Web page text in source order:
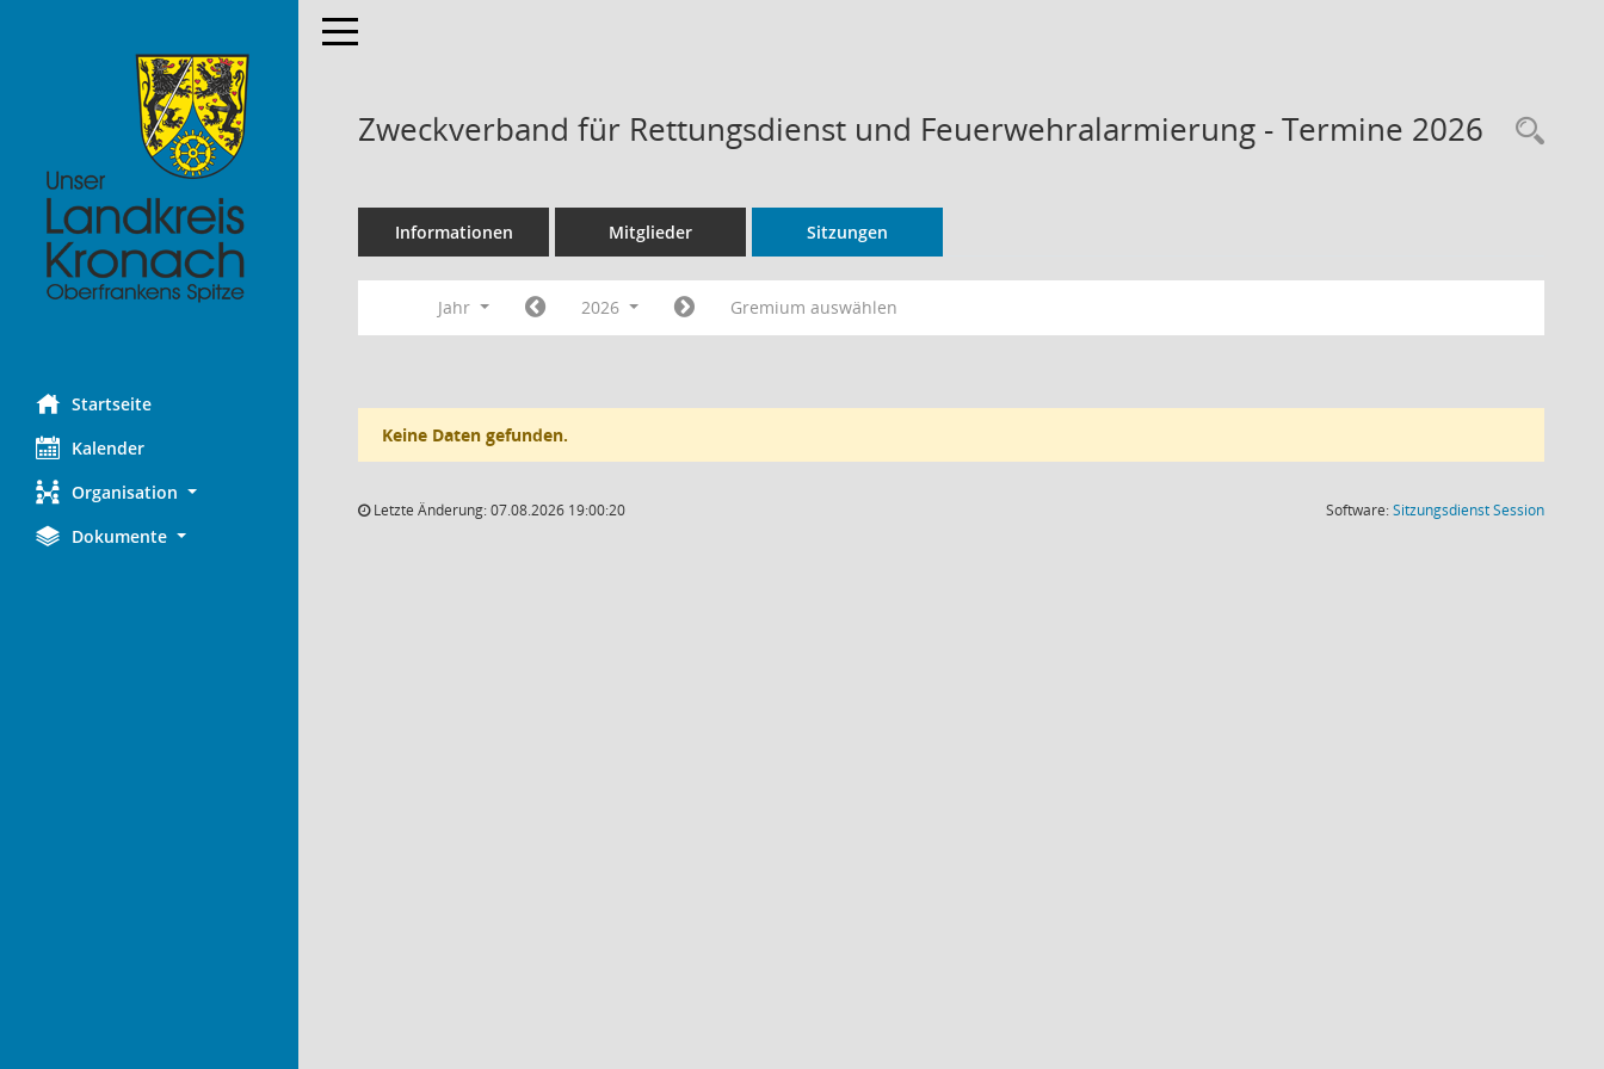
Startseite
Kalender
Organisation
Dokumente
Toggle navigation
Zweckverband für Rettungsdienst und Feuerwehralarmierung - Termine 2026
Informationen Mitglieder Sitzungen
Jahr 2026 Gremium auswählen
Keine Daten gefunden.
Letzte Änderung: 07.08.2026 19:00:20 Software:SitzungsdienstSession(Wird in